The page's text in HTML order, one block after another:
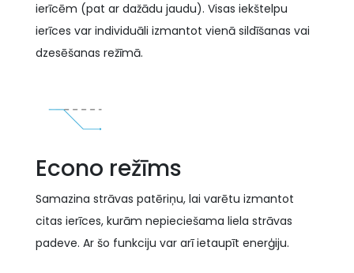
ierīcēm (pat ar dažādu jaudu). Visas iekštelpu
ierīces var individuāli izmantot vienā sildīšanas vai
dzesēšanas režīmā.
Econo režīms
Samazina strāvas patēriņu, lai varētu izmantot
citas ierīces, kurām nepieciešama liela strāvas
padeve. Ar šo funkciju var arī ietaupīt enerģiju.